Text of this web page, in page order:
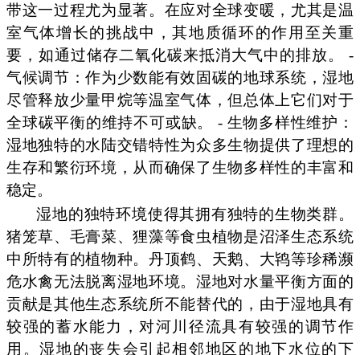
带这一过程尤为显著。在应对全球变暖，尤其是温
室气体增长的挑战中，其地质循环的作用至关重
要，如通过储存二氧化碳来抵消大气中的排放。 -
气候调节：作为少数能有效固碳的地球系统，湿地
尽管释放少量甲烷等温室气体，但总体上它们对于
全球碳平衡的维持不可或缺。 - 生物多样性维护：
湿地独特的水陆交错特性为众多生物提供了理想的
生存和繁衍环境，从而确保了生物多样性的丰富和
稳定。
湿地的独特环境使得其拥有独特的生物类群。
猪笼草、毛膏菜、狸藻等食虫植物是沼泽生态系统
中所特有的植物种。丹顶鹤、天鹅、大鸨等珍稀濒
危水禽无法脱离湿地环境。湿地对水量平衡方面的
贡献是其他生态系统所不能替代的，由于湿地具有
较强的蓄水能力，对河川径流具有较强的调节作
用。湿地的丧失会引起相邻地区的地下水位的下